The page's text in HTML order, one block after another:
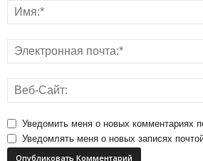
Уведомить меня о новых комментариях
Уведомлять меня о новых записях